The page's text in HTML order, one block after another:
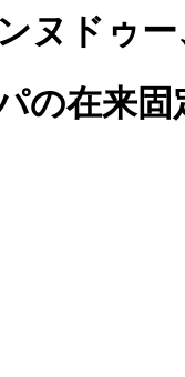
ヌドゥ
の在来固